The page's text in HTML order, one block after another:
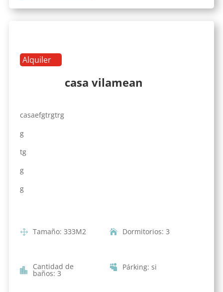
Alquiler
casa vilamean
casaefgtrgtrg
g
tg
g
g
Tamaño: 333M2 Dormitorios: 3
Cantidad de
baños: 3
Párking: si